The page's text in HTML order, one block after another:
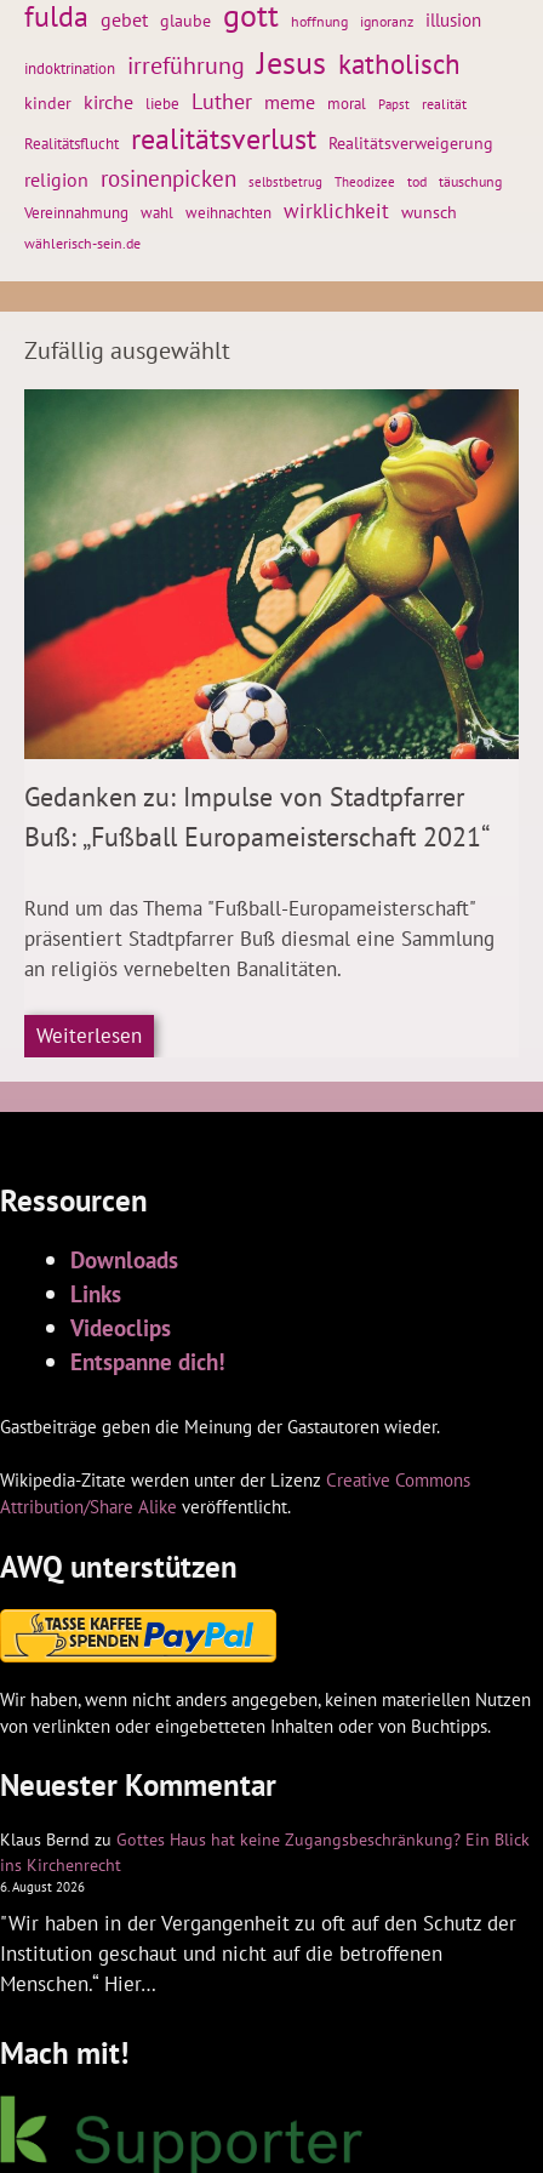
fulda gebet glaube gott hoffnung ignoranz illusion
indoktrination irreführung Jesus katholisch
kinder kirche liebe Luther meme moral Papst realität
Realitätsflucht realitätsverlust Realitätsverweigerung
religion rosinenpicken selbstbetrug Theodizee tod täuschung
Vereinnahmung wahl weihnachten wirklichkeit wunsch
wählerisch-sein.de
Zufällig ausgewählt
Gedanken zu: Impulse von Stadtpfarrer
Buß: „Fußball Europameisterschaft 2021“
Rund um das Thema "Fußball-Europameisterschaft"
präsentiert Stadtpfarrer Buß diesmal eine Sammlung
an religiös vernebelten Banalitäten.
Weiterlesen
Ressourcen
Downloads
Links
Videoclips
Entspanne dich!
Gastbeiträge geben die Meinung der Gastautoren wieder.
Wikipedia-Zitate werden unter der Lizenz Creative Commons
Attribution/Share Alike veröffentlicht.
AWQ unterstützen
Wir haben, wenn nicht anders angegeben, keinen materiellen Nutzen
von verlinkten oder eingebetteten Inhalten oder von Buchtipps.
Neuester Kommentar
Klaus Bernd zu Gottes Haus hat keine Zugangsbeschränkung? Ein Blick
ins Kirchenrecht
6. August 2026
"Wir haben in der Vergangenheit zu oft auf den Schutz der
Institution geschaut und nicht auf die betroffenen
Menschen.“ Hier…
Mach mit!